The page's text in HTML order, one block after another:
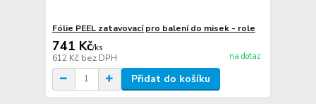
Fólie PEEL zatavovací pro balení do misek - role
741 Kč/ks
612 Kč bez DPH na dotaz
Přidat do košíku